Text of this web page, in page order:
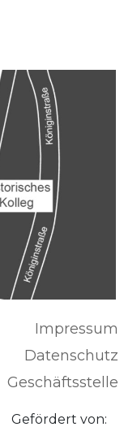
Impressum
Datenschutz
Geschäftsstelle
Gefördert von: